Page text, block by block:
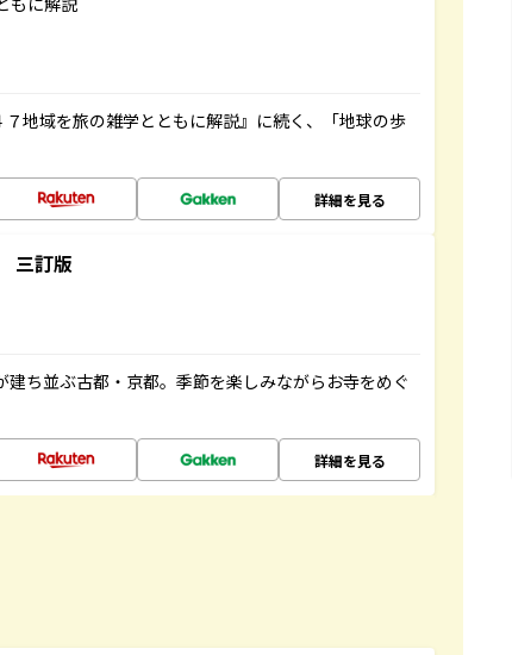
地域を旅の雑学とともに解説』に続く、「地球の歩
詳細を見る
三訂版
ち並ぶ古都・京都。季節を楽しみながらお寺をめぐ
詳細を見る